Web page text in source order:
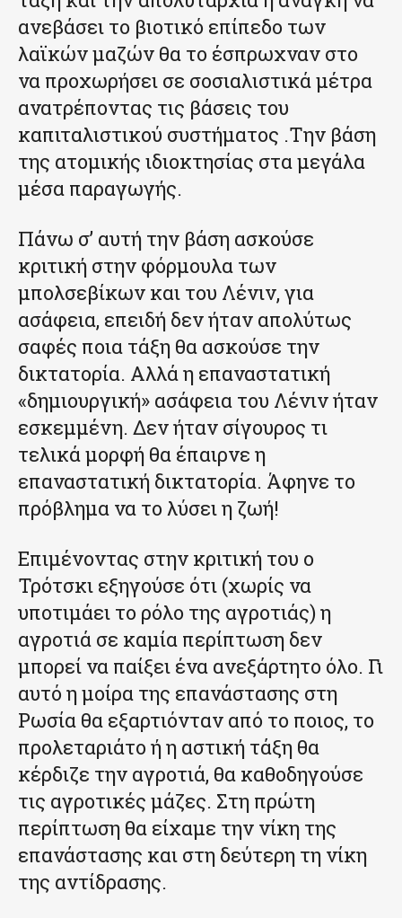
ανεβάσει το βιοτικό επίπεδο των
λαϊκών μαζών θα το έσπρωχναν στο
να προχωρήσει σε σοσιαλιστικά μέτρα
ανατρέποντας τις βάσεις του
καπιταλιστικού συστήματος .Την βάση
της ατομικής ιδιοκτησίας στα μεγάλα
μέσα παραγωγής.
Πάνω σ’ αυτή την βάση ασκούσε
κριτική στην φόρμουλα των
μπολσεβίκων και του Λένιν, για
ασάφεια, επειδή δεν ήταν απολύτως
σαφές ποια τάξη θα ασκούσε την
δικτατορία. Αλλά η επαναστατική
«δημιουργική» ασάφεια του Λένιν ήταν
εσκεμμένη. Δεν ήταν σίγουρος τι
τελικά μορφή θα έπαιρνε η
επαναστατική δικτατορία. Άφηνε το
πρόβλημα να το λύσει η ζωή!
Επιμένοντας στην κριτική του ο
Τρότσκι εξηγούσε ότι (χωρίς να
υποτιμάει το ρόλο της αγροτιάς) η
αγροτιά σε καμία περίπτωση δεν
μπορεί να παίξει ένα ανεξάρτητο όλο. Γι
αυτό η μοίρα της επανάστασης στη
Ρωσία θα εξαρτιόνταν από το ποιος, το
προλεταριάτο ή η αστική τάξη θα
κέρδιζε την αγροτιά, θα καθοδηγούσε
τις αγροτικές μάζες. Στη πρώτη
περίπτωση θα είχαμε την νίκη της
επανάστασης και στη δεύτερη τη νίκη
της αντίδρασης.